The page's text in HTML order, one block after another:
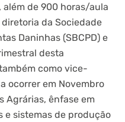
além de 900 horas/aula
da Sociedade
Daninhas (SBCPD) e
desta
como vice-
ocorrer em Novembro
Agrárias, ênfase em
e sistemas de produção